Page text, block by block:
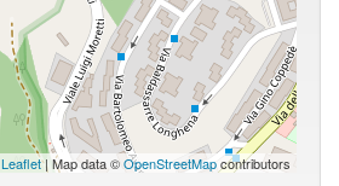
Leaflet| Map data ©OpenStreetMapcontributors